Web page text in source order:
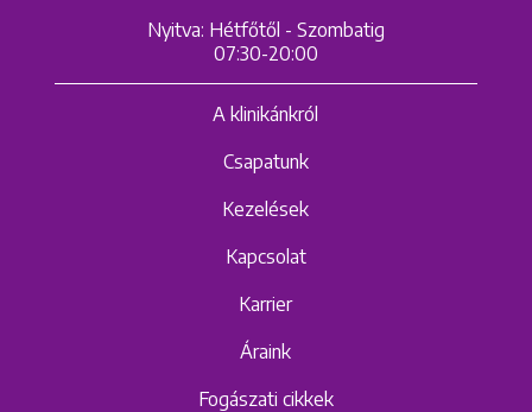
Nyitva: Hétfőtől - Szombatig
07:30-20:00
A klinikánkról
Csapatunk
Kezelések
Kapcsolat
Karrier
Áraink
Fogászati cikkek